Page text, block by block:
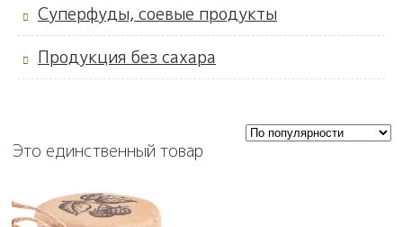
Суперфуды, соевые продукты
Продукция без сахара
Это единственный товар